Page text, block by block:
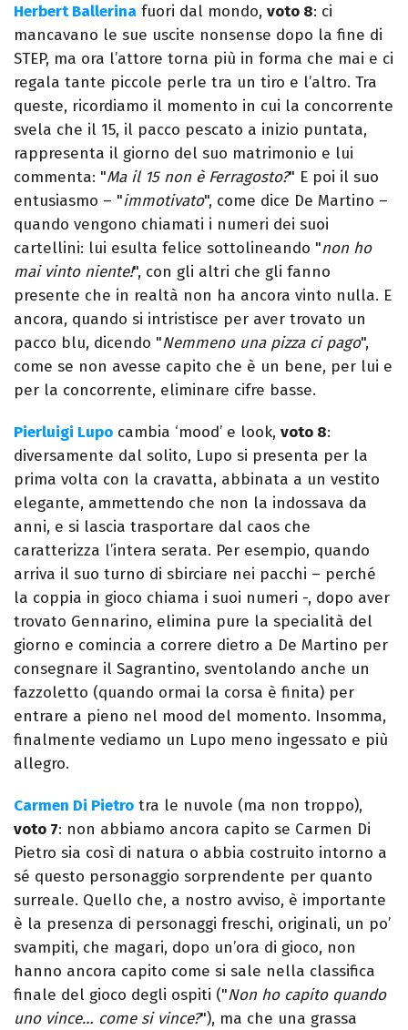
Herbert Ballerina fuori dal mondo, voto 8: ci
mancavano le sue uscite nonsense dopo la fine di
STEP, ma ora l’attore torna più in forma che mai e ci
regala tante piccole perle tra un tiro e l’altro. Tra
queste, ricordiamo il momento in cui la concorrente
svela che il 15, il pacco pescato a inizio puntata,
rappresenta il giorno del suo matrimonio e lui
commenta: "Ma il 15 non è Ferragosto?" E poi il suo
entusiasmo – "immotivato", come dice De Martino –
quando vengono chiamati i numeri dei suoi
cartellini: lui esulta felice sottolineando "non ho
mai vinto niente!", con gli altri che gli fanno
presente che in realtà non ha ancora vinto nulla. E
ancora, quando si intristisce per aver trovato un
pacco blu, dicendo "Nemmeno una pizza ci pago",
come se non avesse capito che è un bene, per lui e
per la concorrente, eliminare cifre basse.
Pierluigi Lupo cambia ‘mood’ e look, voto 8:
diversamente dal solito, Lupo si presenta per la
prima volta con la cravatta, abbinata a un vestito
elegante, ammettendo che non la indossava da
anni, e si lascia trasportare dal caos che
caratterizza l’intera serata. Per esempio, quando
arriva il suo turno di sbirciare nei pacchi – perché
la coppia in gioco chiama i suoi numeri -, dopo aver
trovato Gennarino, elimina pure la specialità del
giorno e comincia a correre dietro a De Martino per
consegnare il Sagrantino, sventolando anche un
fazzoletto (quando ormai la corsa è finita) per
entrare a pieno nel mood del momento. Insomma,
finalmente vediamo un Lupo meno ingessato e più
allegro.
Carmen Di Pietro tra le nuvole (ma non troppo),
voto 7: non abbiamo ancora capito se Carmen Di
Pietro sia così di natura o abbia costruito intorno a
sé questo personaggio sorprendente per quanto
surreale. Quello che, a nostro avviso, è importante
è la presenza di personaggi freschi, originali, un po’
svampiti, che magari, dopo un’ora di gioco, non
hanno ancora capito come si sale nella classifica
finale del gioco degli ospiti ("Non ho capito quando
uno vince… come si vince?"), ma che una grassa